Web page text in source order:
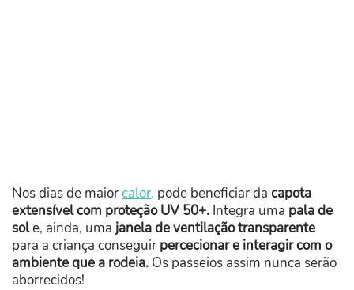
Nos dias de maiorcalor, pode beneficiar da capota
extensível com proteção UV 50+. Integra uma pala de
sole, ainda, uma janela de ventilação transparente
para a criança conseguir percecionar e interagir com o
ambiente que a rodeia. Os passeios assim nunca serão
aborrecidos!